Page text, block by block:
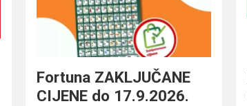
Fortuna ZAKLJUČANE
CIJENE do 17.9.2026.